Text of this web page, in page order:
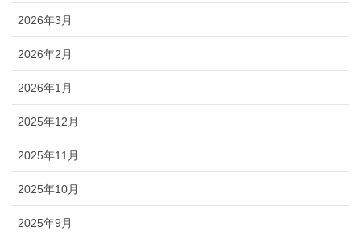
2026年3月
2026年2月
2026年1月
2025年12月
2025年11月
2025年10月
2025年9月